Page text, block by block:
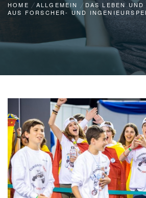
HOME ALLGEMEIN
DAS LEBEN
AUS FORSCHER- UND